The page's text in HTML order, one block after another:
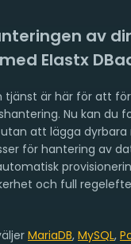
av
Elastx
tjänst är här för att
Nu kan du
att lägga dyrbara
för hantering av
och full
MariaDB, MySQL,